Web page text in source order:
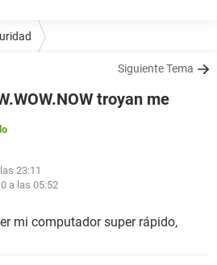
Siguiente Tema
troyan me
23:11
a las 05:52
mi computador super rápido,